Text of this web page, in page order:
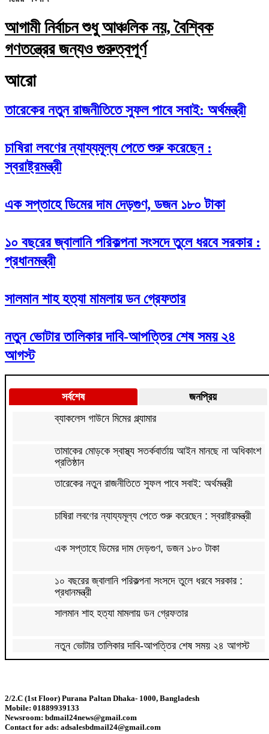
আগামী নির্বাচন শুধু আঞ্চলিক নয়, বৈশ্বিক
গণতন্ত্রের জন্যও গুরুত্বপূর্ণ
আরো
তারেকের নতুন রাজনীতিতে সুফল পাবে সবাই: অর্থমন্ত্রী
চাষিরা লবণের ন্যায্যমূল্য পেতে শুরু করেছেন :
স্বরাষ্ট্রমন্ত্রী
এক সপ্তাহে ডিমের দাম দেড়গুণ, ডজন ১৮০ টাকা
১০ বছরের জ্বালানি পরিকল্পনা সংসদে তুলে ধরবে সরকার :
প্রধানমন্ত্রী
সালমান শাহ হত্যা মামলায় ডন গ্রেফতার
নতুন ভোটার তালিকার দাবি-আপত্তির শেষ সময় ২৪
আগস্ট
সর্বশেষ
জনপ্রিয়
ব্যাকলেস গাউনে মিমের গ্ল্যামার
তামাকের মোড়কে স্বাস্থ্য সতর্কবার্তায় আইন মানছে না অধিকাংশ
প্রতিষ্ঠান
তারেকের নতুন রাজনীতিতে সুফল পাবে সবাই: অর্থমন্ত্রী
চাষিরা লবণের ন্যায্যমূল্য পেতে শুরু করেছেন : স্বরাষ্ট্রমন্ত্রী
এক সপ্তাহে ডিমের দাম দেড়গুণ, ডজন ১৮০ টাকা
১০ বছরের জ্বালানি পরিকল্পনা সংসদে তুলে ধরবে সরকার :
প্রধানমন্ত্রী
সালমান শাহ হত্যা মামলায় ডন গ্রেফতার
নতুন ভোটার তালিকার দাবি-আপত্তির শেষ সময় ২৪ আগস্ট
১৬ আগস্ট থেকে ফ্যামিলি কার্ডের কাজ শুরু: প্রধানমন্ত্রী
2/2.C (1st Floor) Purana Paltan Dhaka- 1000, Bangladesh
Mobile: 01889939133
Newsroom: bdmail24news@gmail.com
Contact for ads: adsalesbdmail24@gmail.com